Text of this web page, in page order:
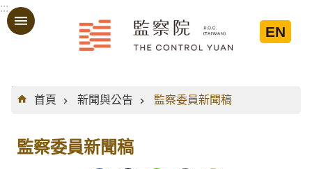
跳到主要內容區塊
:::
EN
:::
首頁
新聞與公告 監察委員新聞稿
監察委員新聞稿